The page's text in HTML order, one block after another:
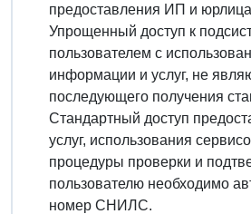
предоставления ИП и
Упрощенный доступ к
пользователем с
информации и услуг, не
последующего получения
Стандартный доступ
услуг, использования
процедуры проверки и
пользователю необходимо
номер СНИЛС.